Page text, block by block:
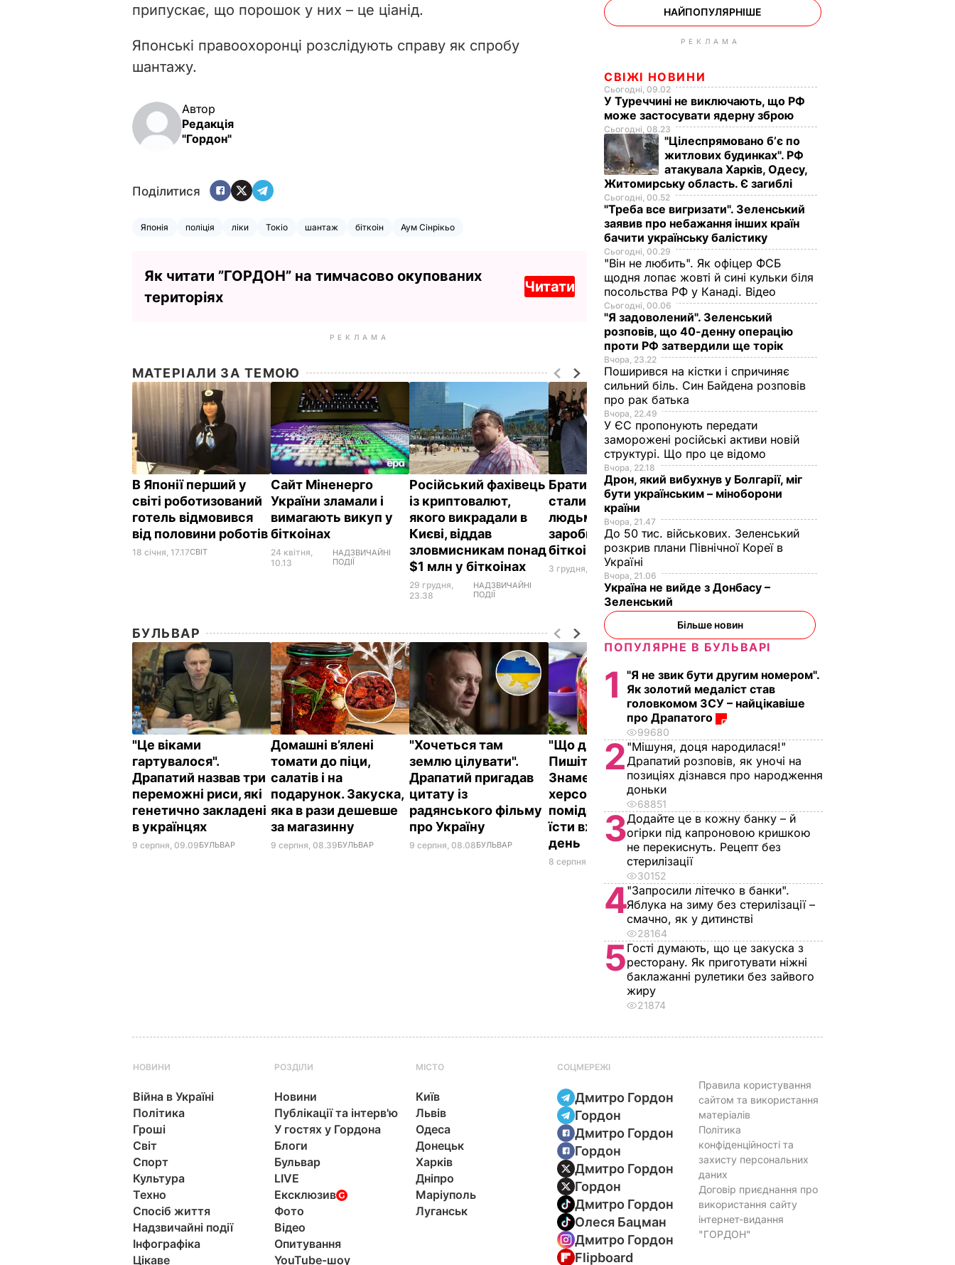
припускає, що порошок у них – це ціанід.
Японські правоохоронці розслідують справу як спробу
шантажу.
Автор
Редакція
"Гордон"
Поділитися
Японія поліція ліки Токіо шантаж біткоін Аум Сінрікьо
Як читати ”ГОРДОН” на тимчасово окупованих
територіях
Читати
РЕКЛАМА
МАТЕРІАЛИ ЗА ТЕМОЮ
В Японії перший у
світі роботизований
готель відмовився
від половини роботів
18 січня, 17.17СВІТ
Сайт Міненерго
України зламали і
вимагають викуп у
біткоінах
24 квітня,
10.13
НАДЗВИЧАЙНІ
ПОДІЇ
Російський фахівець
із криптовалют,
якого викрадали в
Києві, віддав
зловмисникам понад
$1 млн у біткоінах
29 грудня,
23.38
НАДЗВИЧАЙНІ
ПОДІЇ
Брати Вінклвосси
стали першими
людьми, які
заробили $1 млрд на
біткоінах – ЗМІ
3 грудня, 15.06ГРОШІ
У швейцарському
місті К'яссо
дозволили податкові
платежі в біткоінах
12 вересня, 13.00СВІТ
БУЛЬВАР
"Це віками
гартувалося".
Драпатий назвав три
переможні риси, які
генетично закладені
в українцях
9 серпня, 09.09БУЛЬВАР
Домашні в’ялені
томати до піци,
салатів і на
подарунок. Закуска,
яка в рази дешевше
за магазинну
9 серпня, 08.39БУЛЬВАР
"Хочеться там
землю цілувати".
Драпатий пригадав
цитату із
радянського фільму
про Україну
9 серпня, 08.08БУЛЬВАР
"Що дивитеся?
Пишіть рецепт!"
Знамениті
херсонські
помідори, які можна
їсти вже на другий
день
8 серпня, 23.55 БУЛЬВАР
Поширився на кістки
і спричиняє сильний
біль. Син Байдена
батька
8 серпня, 23.22СВІТ
НАЙПОПУЛЯРНІШЕ
РЕКЛАМА
СВІЖІ НОВИНИ
Сьогодні, 09.02
У Туреччині не виключають, що РФ
може застосувати ядерну зброю
Сьогодні, 08.23
"Цілеспрямовано бʼє по
житлових будинках". РФ
атакувала Харків, Одесу,
Житомирську область. Є загиблі
Сьогодні, 00.52
"Треба все вигризати". Зеленський
заявив про небажання інших країн
бачити українську балістику
Сьогодні, 00.29
"Він не любить". Як офіцер ФСБ
щодня лопає жовті й сині кульки біля
посольства РФ у Канаді. Відео
Сьогодні, 00.06
"Я задоволений". Зеленський
розповів, що 40-денну операцію
проти РФ затвердили ще торік
Вчора, 23.22
Поширився на кістки і спричиняє
сильний біль. Син Байдена розповів
про рак батька
Вчора, 22.49
У ЄС пропонують передати
заморожені російські активи новій
структурі. Що про це відомо
Вчора, 22.18
Дрон, який вибухнув у Болгарії, міг
бути українським – міноборони
країни
Вчора, 21.47
До 50 тис. військових. Зеленський
розкрив плани Північної Кореї в
Україні
Вчора, 21.06
Україна не вийде з Донбасу –
Зеленський
Більше новин
ПОПУЛЯРНЕ В БУЛЬВАРІ
1
"Я не звик бути другим номером".
Як золотий медаліст став
головкомом ЗСУ – найцікавіше
про Драпатого
99680
2 "Мішуня, доця народилася!"
Драпатий розповів, як уночі на
позиціях дізнався про народження
доньки
68851
3Додайте це в кожну банку – й
огірки під капроновою кришкою
не перекиснуть. Рецепт без
стерилізації
30152
4"Запросили літечко в банки".
Яблука на зиму без стерилізації –
смачно, як у дитинстві
28164
5Гості думають, що це закуска з
ресторану. Як приготувати ніжні
баклажанні рулетики без зайвого
жиру
21874
НОВИНИ
Війна в Україні
Політика
Гроші
Світ
Спорт
Культура
Техно
Спосіб життя
Надзвичайні події
Інфографіка
Цікаве
РОЗДІЛИ
Новини
Публікації та інтерв'ю
У гостях у Гордона
Блоги
Бульвар
LIVE
Ексклюзив
Фото
Відео
Опитування
YouTube-шоу
МІСТО
Київ
Львів
Одеса
Донецьк
Харків
Дніпро
Маріуполь
Луганськ
СОЦМЕРЕЖІ
Дмитро Гордон
Гордон
Дмитро Гордон
Гордон
Дмитро Гордон
Гордон
Дмитро Гордон
Олеся Бацман
Дмитро Гордон
Flipboard
Правила користування
сайтом та використання
матеріалів
Політика
конфіденційності та
захисту персональних
даних
Договір приєднання про
використання сайту
інтернет-видання
"ГОРДОН"